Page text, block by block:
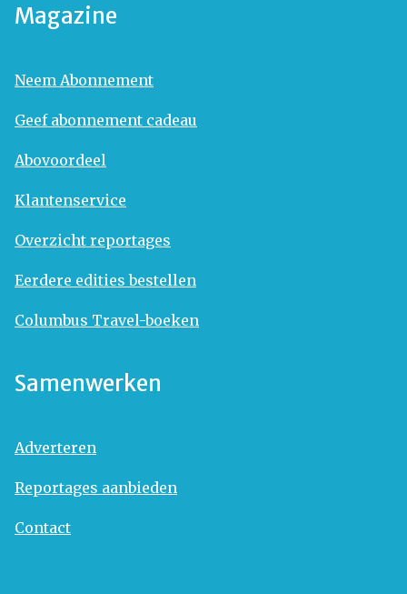
Magazine
Neem Abonnement
Geef abonnement cadeau
Abovoordeel
Klantenservice
Overzicht reportages
Eerdere edities bestellen
Columbus Travel-boeken
Samenwerken
Adverteren
Reportages aanbieden
Contact